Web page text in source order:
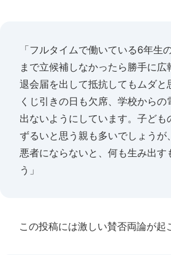
「フルタイムで働いている6年生
まで立候補しなかったら勝手に広
退会届を出して抵抗してもムダと
くじ引きの日も欠席、学校から
出ないようにしています。子ども
ずるいと思う親も多いでしょうが
悪者にならないと、何も生み出す
う」
この投稿には激しい賛否両論が起